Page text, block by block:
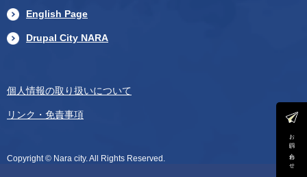
お問い合わせ
English Page
Drupal City NARA
個人情報の取り扱いについて
リンク・免責事項
Copyright © Nara city. All Rights Reserved.